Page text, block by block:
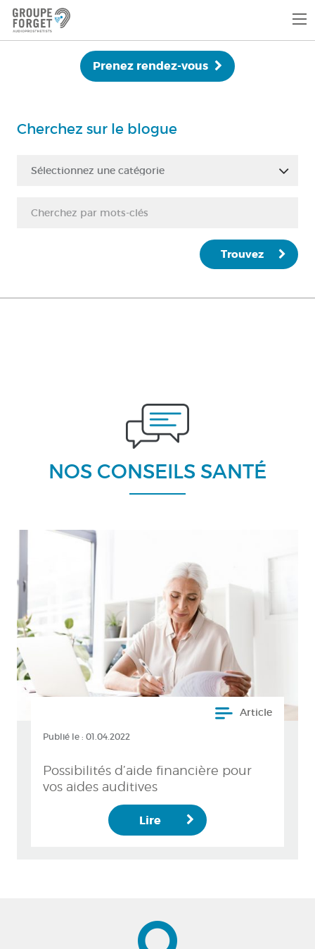
Prenez rendez-vous
Cherchez sur le blogue
Sélectionnez une catégorie
Trouvez
NOS CONSEILS SANTÉ
Article
Publié le : 01.04.2022
Possibilités d’aide financière pour
vos aides auditives
Lire